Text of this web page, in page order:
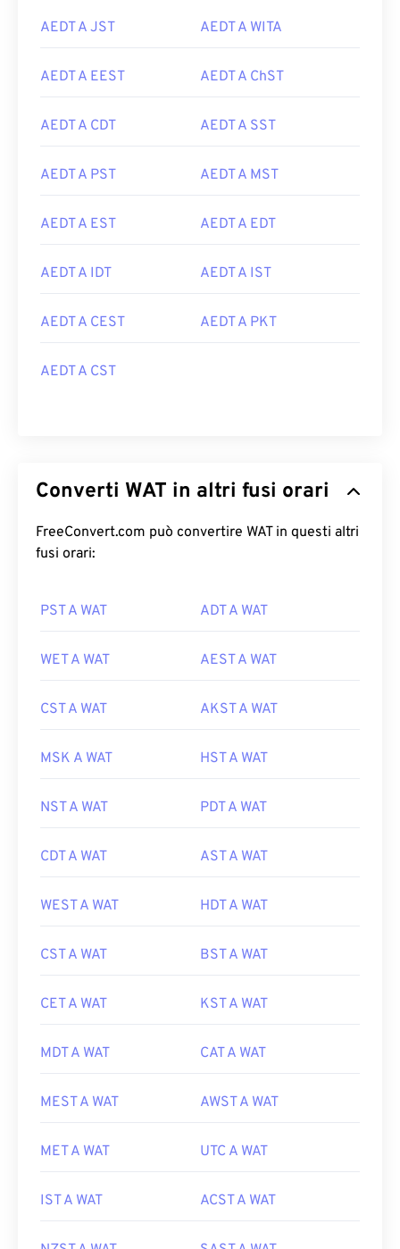
AEDT A JST AEDT A WITA
AEDT A EEST AEDT A ChST
AEDT A CDT AEDT A SST
AEDT A PST AEDT A MST
AEDT A EST AEDT A EDT
AEDT A IDT AEDT A IST
AEDT A CEST AEDT A PKT
AEDT A CST
Converti WAT in altri fusi orari
FreeConvert.com può convertire WAT in questi altri
fusi orari:
PST A WAT ADT A WAT
WET A WAT AEST A WAT
CST A WAT AKST A WAT
MSK A WAT HST A WAT
NST A WAT PDT A WAT
CDT A WAT AST A WAT
WEST A WAT HDT A WAT
CST A WAT BST A WAT
CET A WAT KST A WAT
MDT A WAT CAT A WAT
MEST A WAT AWST A WAT
MET A WAT UTC A WAT
IST A WAT ACST A WAT